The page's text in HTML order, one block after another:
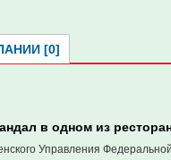
[0]
в одном из
Управления